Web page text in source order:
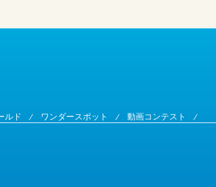
ルド ⁄ ワンダースポット ⁄ 動画コンテスト ⁄